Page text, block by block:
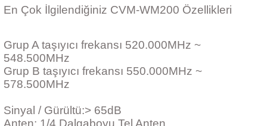
En Çok İlgilendiğiniz CVM-WM200 Özellikleri
Grup A taşıyıcı frekansı 520.000MHz ~
548.500MHz
Grup B taşıyıcı frekansı 550.000MHz ~
578.500MHz
Sinyal / Gürültü:> 65dB
Anten: 1/4 Dalgaboyu Tel Anten